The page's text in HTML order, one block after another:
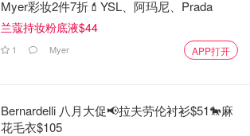
Myer彩妆2件7折💄YSL、阿玛尼、Prada
兰蔻持妆粉底液$44
1 Myer APP打开
Bernardelli 八月大促📢拉夫劳伦衬衫$51🐎麻
花毛衣$105